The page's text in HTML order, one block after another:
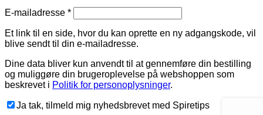
E-mailadresse *Påkrævet
Et link til en side, hvor du kan oprette en ny adgangskode, vil
blive sendt til din e-mailadresse.
Dine data bliver kun anvendt til at gennemføre din bestilling
og muliggøre din brugeroplevelse på webshoppen som
beskrevet i Politik for personoplysninger.
Ja tak, tilmeld mig nyhedsbrevet med Spiretips